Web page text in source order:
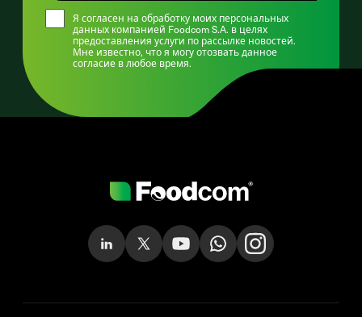
Я согласен на обработку моих персональных
данных компанией Foodcom S.A. в целях
предоставления услуги по рассылке новостей.
Мне известно, что я могу отозвать данное
согласие в любое время.